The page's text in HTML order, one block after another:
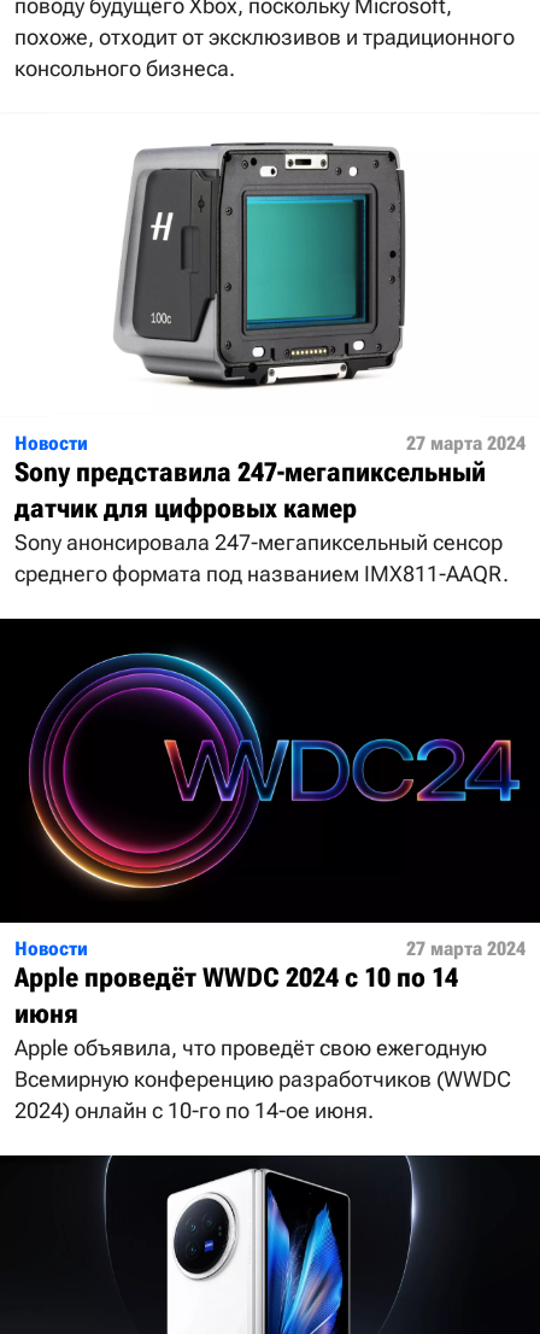
похоже, отходит от эксклюзивов и традиционного
консольного бизнеса.
Новости 27 марта 2024
Sony представила 247-мегапиксельный
датчик для цифровых камер
Sony анонсировала 247-мегапиксельный сенсор
среднего формата под названием IMX811-AAQR.
Новости 27 марта 2024
Apple проведёт WWDC 2024 с 10 по 14
июня
Apple объявила, что проведёт свою ежегодную
Всемирную конференцию разработчиков (WWDC
2024) онлайн с 10-го по 14-ое июня.